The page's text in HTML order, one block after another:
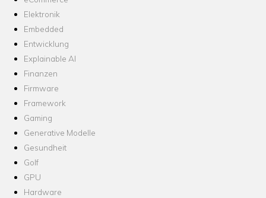
Elektronik
Embedded
Entwicklung
Explainable AI
Finanzen
Firmware
Framework
Gaming
Generative Modelle
Gesundheit
Golf
GPU
Hardware